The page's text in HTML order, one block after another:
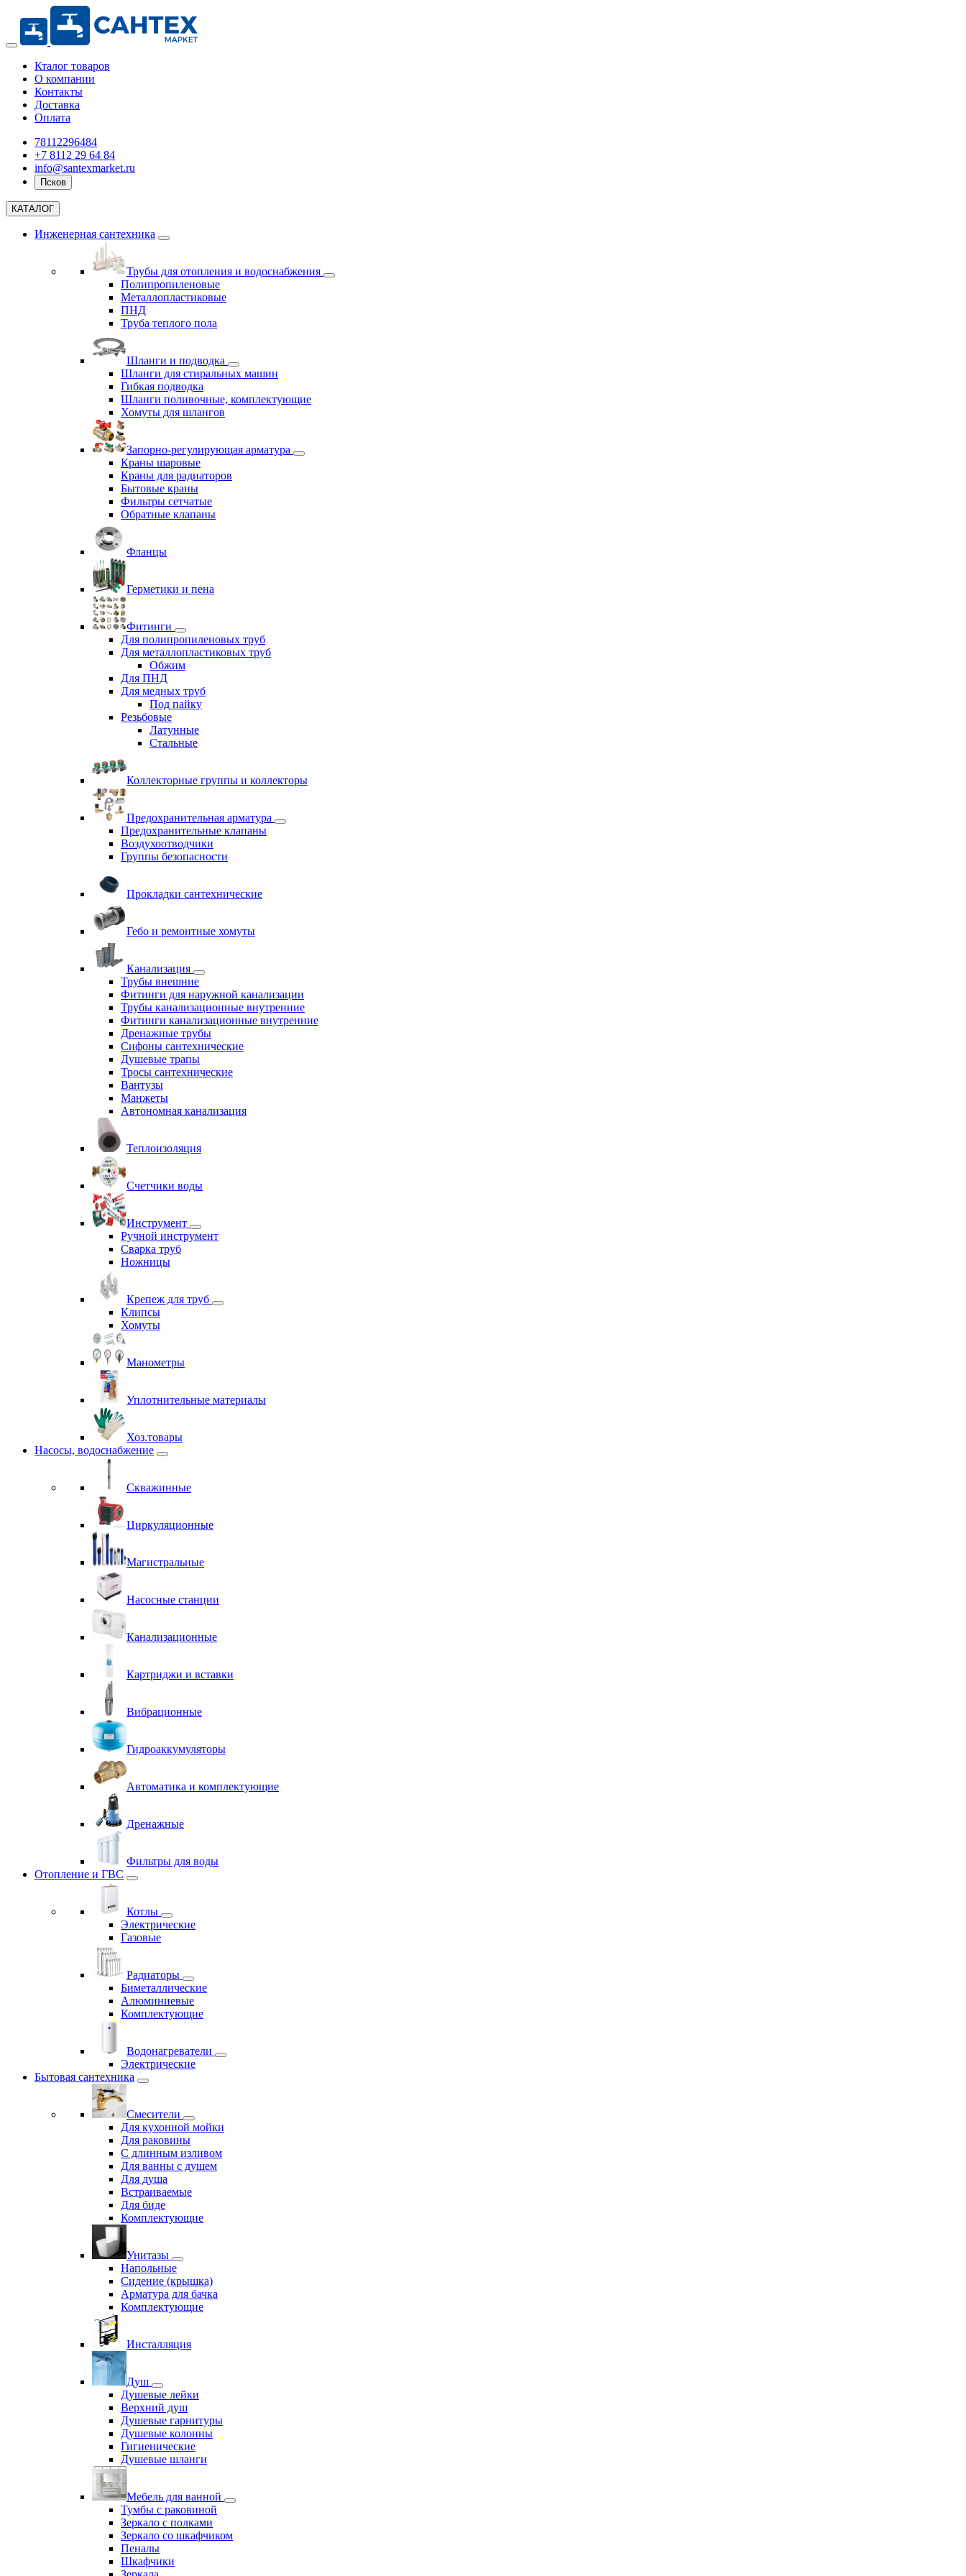
Кталог товаров
О компании
Контакты
Доставка
Оплата
78112296484
+7 8112 29 64 84
info@santexmarket.ru
Псков
КАТАЛОГ
Инженерная сантехника
Трубы для отопления и водоснабжения
Полипропиленовые
Металлопластиковые
ПНД
Труба теплого пола
Шланги и подводка
Шланги для стиральных машин
Гибкая подводка
Шланги поливочные, комплектующие
Хомуты для шлангов
Запорно-регулирующая арматура
Краны шаровые
Краны для радиаторов
Бытовые краны
Фильтры сетчатые
Обратные клапаны
Фланцы
Герметики и пена
Фитинги
Для полипропиленовых труб
Для металлопластиковых труб
Обжим
Для ПНД
Для медных труб
Под пайку
Резьбовые
Латунные
Cтальные
Коллекторные группы и коллекторы
Предохранительная арматура
Предохранительные клапаны
Воздухоотводчики
Группы безопасности
Прокладки сантехнические
Гебо и ремонтные хомуты
Канализация
Трубы внешние
Фитинги для наружной канализации
Трубы канализационные внутренние
Фитинги канализационные внутренние
Дренажные трубы
Сифоны сантехнические
Душевые трапы
Тросы сантехнические
Вантузы
Манжеты
Автономная канализация
Теплоизоляция
Счетчики воды
Инструмент
Ручной инструмент
Сварка труб
Ножницы
Крепеж для труб
Клипсы
Хомуты
Манометры
Уплотнительные материалы
Хоз.товары
Насосы, водоснабжение
Скважинные
Циркуляционные
Магистральные
Насосные станции
Канализационные
Картриджи и вставки
Вибрационные
Гидроаккумуляторы
Автоматика и комплектующие
Дренажные
Фильтры для воды
Отопление и ГВС
Котлы
Электрические
Газовые
Радиаторы
Биметаллические
Алюминиевые
Комплектующие
Водонагреватели
Электрические
Бытовая сантехника
Смесители
Для кухонной мойки
Для раковины
С длинным изливом
Для ванны с душем
Для душа
Встраиваемые
Для биде
Комплектующие
Унитазы
Напольные
Сидение (крышка)
Арматура для бачка
Комплектующие
Инсталляция
Душ
Душевые лейки
Верхний душ
Душевые гарнитуры
Душевые колонны
Гигиенические
Душевые шланги
Мебель для ванной
Тумбы с раковиной
Зеркало с полками
Зеркало со шкафчиком
Пеналы
Шкафчики